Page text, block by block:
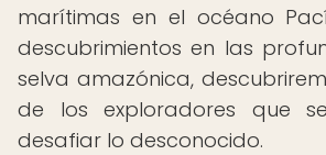
marítimas en el océano
descubrimientos en las
selva amazónica,
de los exploradores que
desafiar lo desconocido.